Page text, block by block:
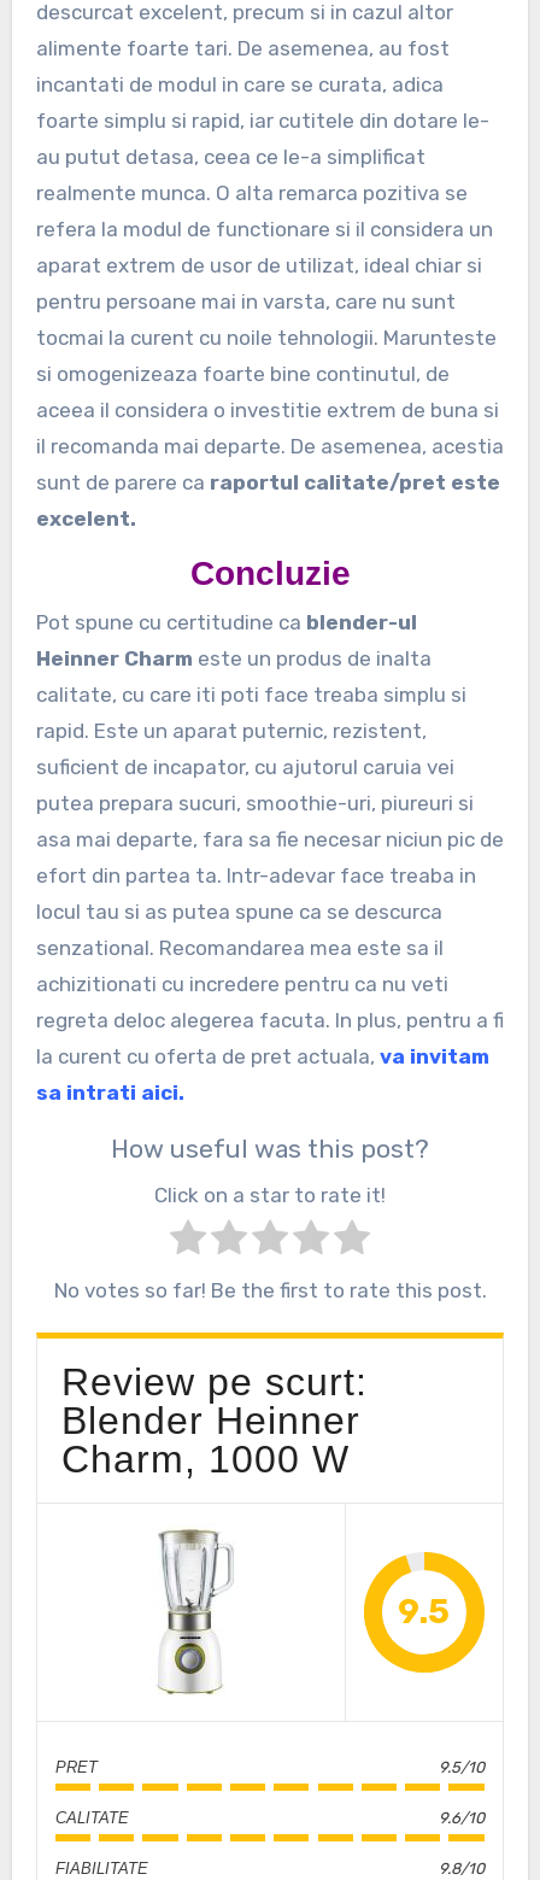
descurcat excelent, precum si in cazul altor
alimente foarte tari. De asemenea, au fost
incantati de modul in care se curata, adica
foarte simplu si rapid, iar cutitele din dotare le-
au putut detasa, ceea ce le-a simplificat
realmente munca. O alta remarca pozitiva se
refera la modul de functionare si il considera un
aparat extrem de usor de utilizat, ideal chiar si
pentru persoane mai in varsta, care nu sunt
tocmai la curent cu noile tehnologii. Marunteste
si omogenizeaza foarte bine continutul, de
aceea il considera o investitie extrem de buna si
il recomanda mai departe. De asemenea, acestia
sunt de parere ca raportul calitate/pret este
excelent.
Concluzie
Pot spune cu certitudine ca blender-ul
Heinner Charm este un produs de inalta
calitate, cu care iti poti face treaba simplu si
rapid. Este un aparat puternic, rezistent,
suficient de incapator, cu ajutorul caruia vei
putea prepara sucuri, smoothie-uri, piureuri si
asa mai departe, fara sa fie necesar niciun pic de
efort din partea ta. Intr-adevar face treaba in
locul tau si as putea spune ca se descurca
senzational. Recomandarea mea este sa il
achizitionati cu incredere pentru ca nu veti
regreta deloc alegerea facuta. In plus, pentru a fi
la curent cu oferta de pret actuala, va invitam
sa intrati aici.
How useful was this post?
Click on a star to rate it!
No votes so far! Be the first to rate this post.
Review pe scurt:
Blender Heinner
Charm, 1000 W
9.5
PRET 9.5/10
CALITATE 9.6/10
FIABILITATE 9.8/10